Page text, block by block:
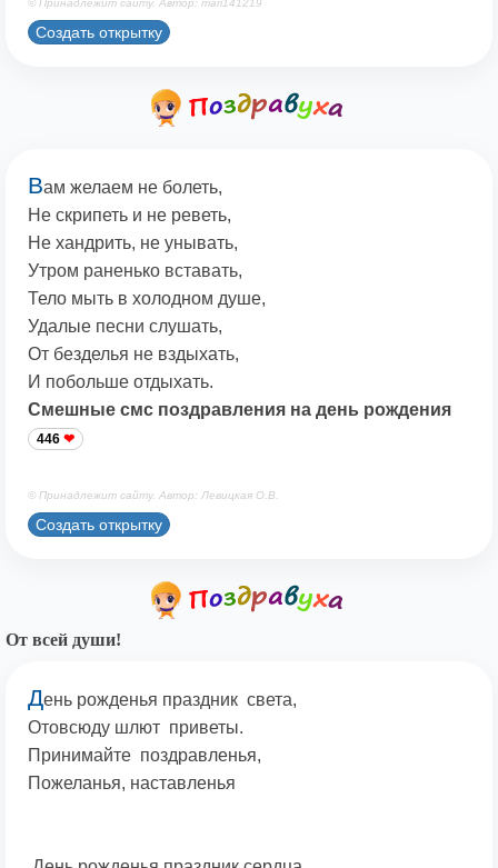
© Принадлежит сайту. Автор: mari141219
Создать открытку
Вам желаем не болеть,
Не скрипеть и не реветь,
Не хандрить, не унывать,
Утром раненько вставать,
Тело мыть в холодном душе,
Удалые песни слушать,
От безделья не вздыхать,
И побольше отдыхать.
Смешные смс поздравления на день рождения
446
© Принадлежит сайту. Автор: Левицкая О.В.
Создать открытку
От всей души!
День рожденья праздник света,
Отовсюду шлют приветы.
Принимайте поздравленья,
Пожеланья, наставленья